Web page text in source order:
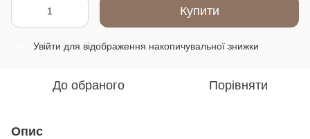
Купити
Увійти для відображення накопичувальної знижки
До обраного Порівняти
Опис